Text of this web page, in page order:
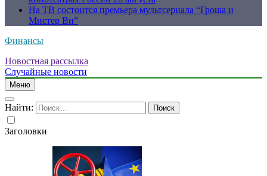
На ТВ состоится премьера мультсериала “Гроша и
Мистер Ви”
Финансы
Новостная рассылка
Случайные новости
Меню
Найти:
Заголовки